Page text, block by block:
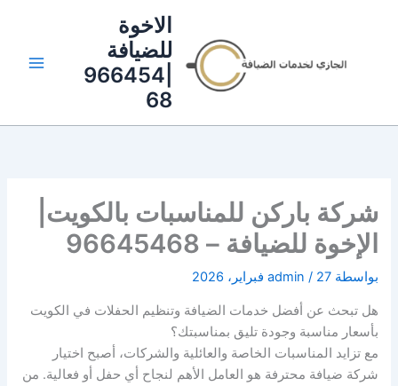
الاخوة
للضيافة
|966454
68
شركة باركن للمناسبات بالكويت|
الإخوة للضيافة – 96645468
بواسطة admin / 27 فبراير، 2026
هل تبحث عن أفضل خدمات الضيافة وتنظيم الحفلات في الكويت
بأسعار مناسبة وجودة تليق بمناسبتك؟
مع تزايد المناسبات الخاصة والعائلية والشركات، أصبح اختيار
شركة ضيافة محترفة هو العامل الأهم لنجاح أي حفل أو فعالية. من